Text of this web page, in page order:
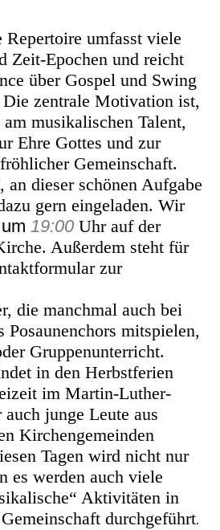
Repertoire umfasst viele
Zeit-Epochen und reicht
über Gospel und Swing
zentrale Motivation ist,
musikalischen Talent,
Ehre Gottes und zur
Gemeinschaft.
an dieser schönen Aufgabe
gern eingeladen. Wir
19:00 Uhr auf der
Außerdem steht für
zur
die manchmal auch bei
Posaunenchors mitspielen,
Gruppenunterricht.
in den Herbstferien
im Martin-Luther-
junge Leute aus
Kirchengemeinden
Tagen wird nicht nur
es werden auch viele
Aktivitäten in
durchgeführt.